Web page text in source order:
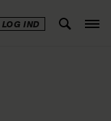
LOG IND